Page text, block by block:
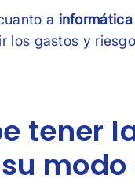
a
los gastos y
tener
modo